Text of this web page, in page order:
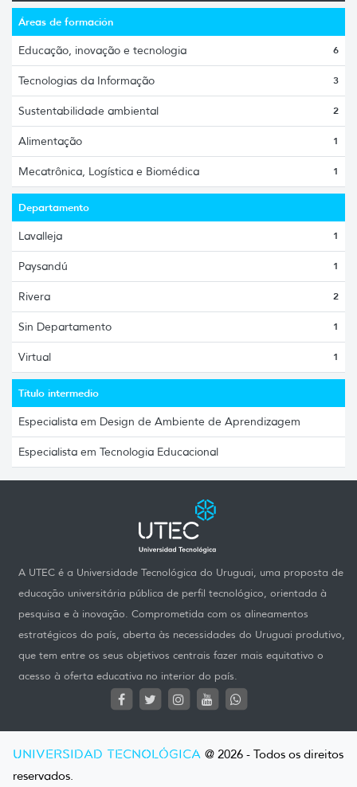
Áreas de formación
Educação, inovação e tecnologia 6
Tecnologias da Informação 3
Sustentabilidade ambiental 2
Alimentação 1
Mecatrônica, Logística e Biomédica 1
Departamento
Lavalleja 1
Paysandú 1
Rivera 2
Sin Departamento 1
Virtual 1
Título intermedio
Especialista em Design de Ambiente de Aprendizagem
Especialista em Tecnologia Educacional
A UTEC é a Universidade Tecnológica do Uruguai, uma proposta de
educação universitária pública de perfil tecnológico, orientada à
pesquisa e à inovação. Comprometida com os alineamentos
estratégicos do país, aberta às necessidades do Uruguai produtivo,
que tem entre os seus objetivos centrais fazer mais equitativo o
acesso à oferta educativa no interior do país.
UNIVERSIDAD TECNOLÓGICA @ 2026 - Todos os direitos
reservados.